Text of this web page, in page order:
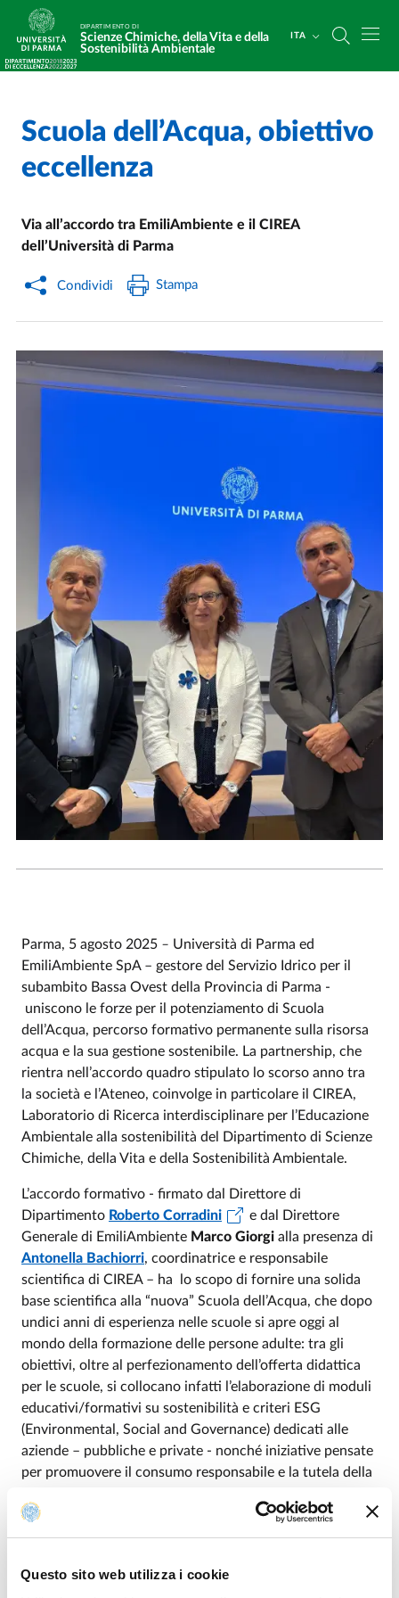
Questo sito web utilizza i cookie
Salta al contenuto principale
Skip to footer
DIPARTIMENTO DI
Scienze Chimiche, della Vita e della
Sostenibilità Ambientale
ITA
Home /
Cerca una notizia
Scuola dell’Acqua, obiettivo
eccellenza
Via all’accordo tra EmiliAmbiente e il CIREA
dell’Università di Parma
Condividi Stampa
Parma, 5 agosto 2025 – Università di Parma ed
EmiliAmbiente SpA – gestore del Servizio Idrico per il
subambito Bassa Ovest della Provincia di Parma -
uniscono le forze per il potenziamento di Scuola
dell’Acqua, percorso formativo permanente sulla risorsa
acqua e la sua gestione sostenibile. La partnership, che
rientra nell’accordo quadro stipulato lo scorso anno tra
la società e l’Ateneo, coinvolge in particolare il CIREA,
Laboratorio di Ricerca interdisciplinare per l’Educazione
Ambientale alla sostenibilità del Dipartimento di Scienze
Chimiche, della Vita e della Sostenibilità Ambientale.
L’accordo formativo - firmato dal Direttore di
Dipartimento Roberto Corradini
e dal Direttore
Generale di EmiliAmbiente Marco Giorgi alla presenza di
Antonella Bachiorri, coordinatrice e responsabile
scientifica di CIREA – ha lo scopo di fornire una solida
base scientifica alla “nuova” Scuola dell’Acqua, che dopo
undici anni di esperienza nelle scuole si apre oggi al
mondo della formazione delle persone adulte: tra gli
obiettivi, oltre al perfezionamento dell’offerta didattica
per le scuole, si collocano infatti l’elaborazione di moduli
educativi/formativi su sostenibilità e criteri ESG
(Environmental, Social and Governance) dedicati alle
aziende – pubbliche e private - nonché iniziative pensate
per promuovere il consumo responsabile e la tutela della
dell’Università e della Ricerca per due quinquenni, nel 2018-